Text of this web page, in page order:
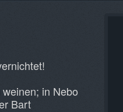
in Nebo
Bart